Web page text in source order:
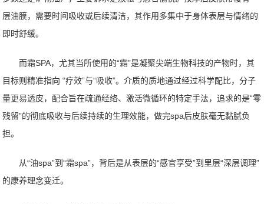
层油膜，需要时间吸收或后续清洁，其作用多集中于身体表层与情绪的
即时舒缓。
而霜SPA，尤其当所使用的“霜”是凝聚尖端生物科技的产物时，其
目标则精准指向 “疗效”与“吸收”。介质的质地通过经过科学配比，分子
量更易透皮，配合旨在疏通经络、激活微循环的特定手法，追求的是“零
残留”的彻底吸收与后续持续的生理效能，做完spa后皮肤毫无黏腻负
担。
从“油spa”到“霜spa”，背后是从表层的“感官享受”到里层“深层调理”
的康养理念变迁。